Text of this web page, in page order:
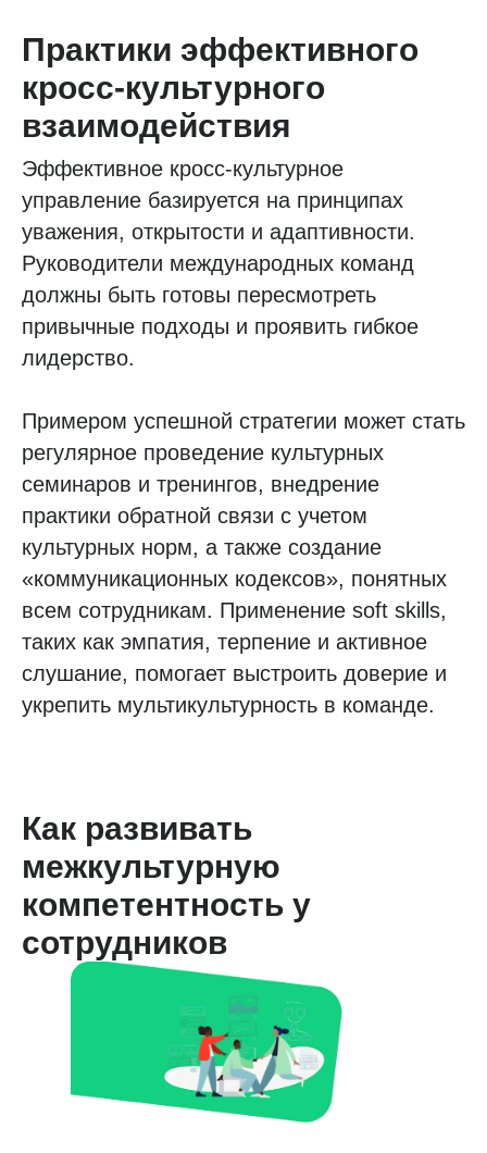
Практики эффективного
кросс-культурного
взаимодействия
Эффективное кросс-культурное
управление базируется на принципах
уважения, открытости и адаптивности.
Руководители международных команд
должны быть готовы пересмотреть
привычные подходы и проявить гибкое
лидерство.
Примером успешной стратегии может стать
регулярное проведение культурных
семинаров и тренингов, внедрение
практики обратной связи с учетом
культурных норм, а также создание
«коммуникационных кодексов», понятных
всем сотрудникам. Применение soft skills,
таких как эмпатия, терпение и активное
слушание, помогает выстроить доверие и
укрепить мультикультурность в команде.
Как развивать
межкультурную
компетентность у
сотрудников